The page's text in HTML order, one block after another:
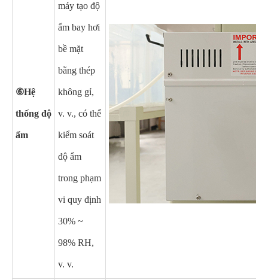
⑥Hệ
thống độ
ẩm
máy tạo độ
ẩm bay hơi
bề mặt
bằng thép
không gỉ,
v. v., có thể
kiểm soát
độ ẩm
trong phạm
vi quy định
30% ~
98% RH,
v. v.